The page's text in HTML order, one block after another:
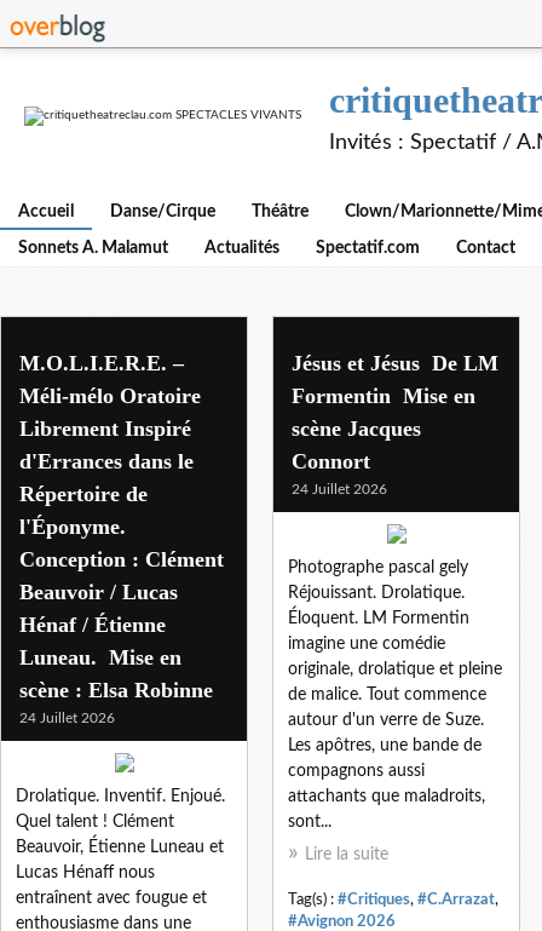
Invités : Spectatif /
Accueil Danse/Cirque Théâtre Clown/Marionnette/
Sonnets A. Malamut Actualités Spectatif.com Contact
M.O.L.I.E.R.E. –
Méli-mélo Oratoire
Librement Inspiré
d'Errances dans le
Répertoire de
l'Éponyme.
Conception : Clément
Beauvoir / Lucas
Hénaf / Étienne
Luneau. Mise en
scène : Elsa Robinne
24 Juillet 2026
Drolatique. Inventif. Enjoué.
Quel talent ! Clément
Beauvoir, Étienne Luneau et
Lucas Hénaff nous
entraînent avec fougue et
enthousiasme dans une
Jésus et Jésus De LM
Formentin Mise en
scène Jacques
Connort
24 Juillet 2026
Photographe pascal gely
Réjouissant. Drolatique.
Éloquent. LM Formentin
imagine une comédie
originale, drolatique et pleine
de malice. Tout commence
autour d'un verre de Suze.
Les apôtres, une bande de
compagnons aussi
attachants que maladroits,
sont...
Lire la suite
Tag(s) : #Critiques, #C.Arrazat,
#Avignon 2026